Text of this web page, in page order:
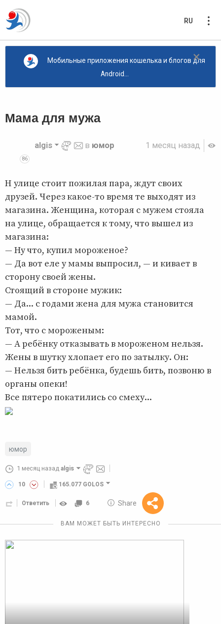
RU
×
Мобильные приложения кошелька и блогов для
Android...
Мама для мужа
1 месяц назад
86
algis в юмор
Н улице стоит пожилая пара, ждут своих
друзей. Через какое-то время те выходят из
магазина. Женщина, которая с мужем стояла
на улице, обращается к тому, что вышел из
магазина:
— Ну что, купил мороженое?
— Да вот еле у мамы выпросил, — и кивает в
сторону своей жены.
Стоящий в стороне мужик:
— Да... с годами жена для мужа становится
мамой.
Тот, что с мороженым:
— А ребёнку отказывать в мороженом нельзя.
Жены в шутку хлопает его по затылку. Он:
— Нельзя бить ребёнка, будешь бить, позвоню в
органы опеки!
Все пятеро покатились со смеху...
юмор
1 месяц назад algis
10 165.077 GOLOS
Ответить 6 Share
Reward
10 GOLOS
ВАМ МОЖЕТ БЫТЬ ИНТЕРЕСНО